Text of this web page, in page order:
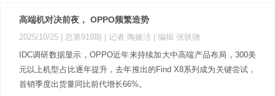
高端机对决前夜， OPPO频繁造势
2025/10/25 | 总第919期 | 记者 陶娅洁
| 编辑 张轶骁
IDC调研数据显示，OPPO近年来持续加大中高端产品布局，300美
元以上机型占比逐年提升，去年推出的Find X8系列成为关键尝试，
首销季度出货量同比前代增长66%。